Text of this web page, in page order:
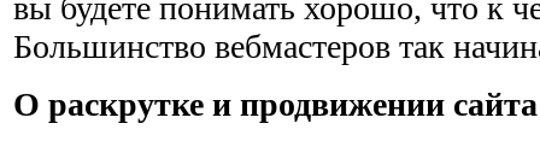
вы будете понимать хорошо, что к
Большинство вебмастеров так
О раскрутке и продвижении сайта